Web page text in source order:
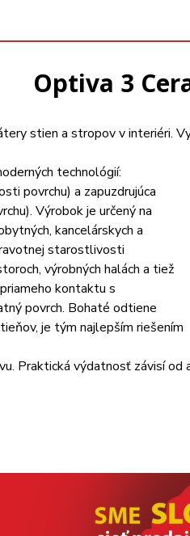
Optiva 3
stien a stropov v interiéri.
technológií:
povrchu) a zapuzdrujúca
Výrobok je určený na
kancelárskych a
starostlivosti
výrobných halách a tiež
kontaktu s
povrch. Bohaté odtiene
je tým najlepším riešením
Praktická výdatnosť závisí